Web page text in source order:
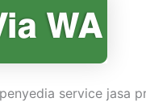
service jasa